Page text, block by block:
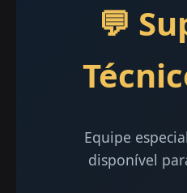
💬
Equipe
disponível